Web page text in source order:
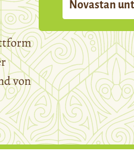
von
Novastan